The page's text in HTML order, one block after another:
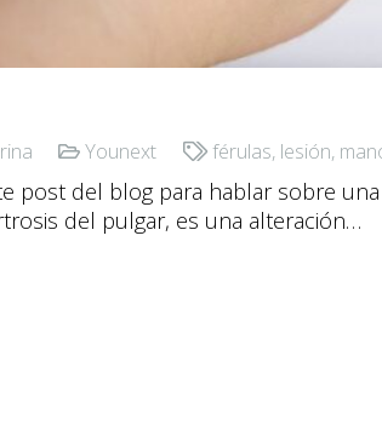
Younext férulas, lesión,
post del blog para hablar sobre
del pulgar, es una alteración…